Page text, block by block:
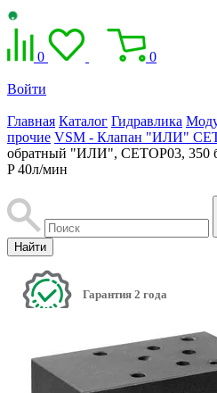
0 0
Войти
Главная Каталог Гидравлика
прочие VSM - Клапан "ИЛИ"
обратный "ИЛИ", CETOP03, 350
P 40л/мин
Найти
Гарантия 2 года